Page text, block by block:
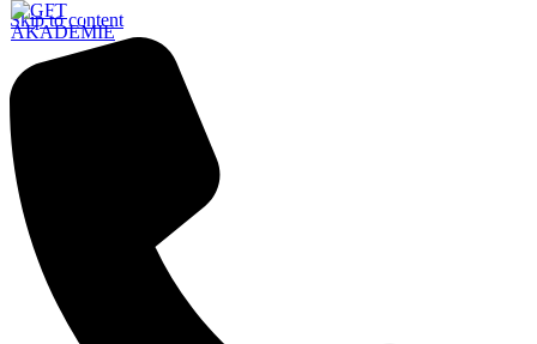
Skip to content